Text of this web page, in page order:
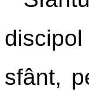
sfânt,